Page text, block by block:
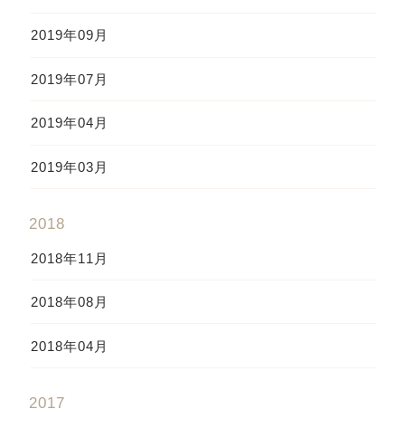
2019年09月
2019年07月
2019年04月
2019年03月
2018
2018年11月
2018年08月
2018年04月
2017